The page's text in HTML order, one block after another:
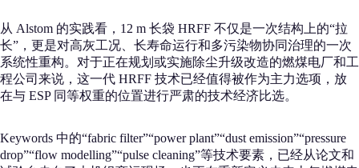
从 Alstom 的实践看，12 m 长袋 HRFF 不仅是一次结构上的“拉
长”，更是对高灰工况、长寿命运行和多污染物协同治理的一次
系统性重构。对于正在规划或实施除尘升级改造的燃煤电厂和工
程公司来说，这一代 HRFF 技术已经值得被作为主力选项，放
在与 ESP 同等权重的位置进行严肃的技术经济比选。
Keywords 中的“fabric filter”“power plant”“dust emission”“pressure
drop”“flow modelling”“pulse cleaning”等技术要素，已经从论文和